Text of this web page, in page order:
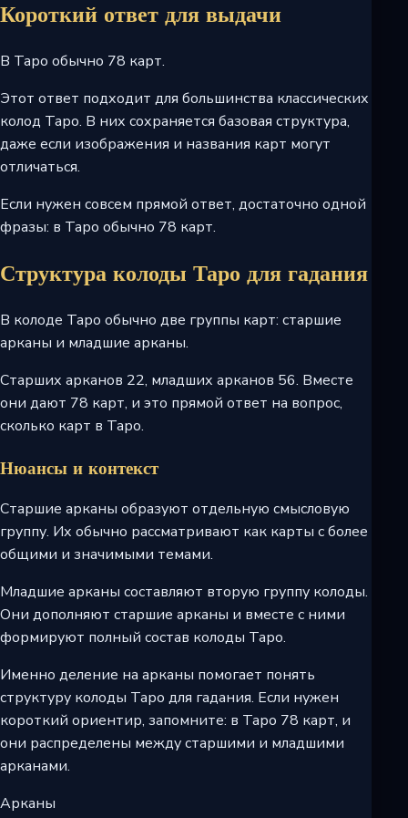
Короткий ответ для выдачи
В Таро обычно 78 карт.
Этот ответ подходит для большинства классических
колод Таро. В них сохраняется базовая структура,
даже если изображения и названия карт могут
отличаться.
Если нужен совсем прямой ответ, достаточно одной
фразы: в Таро обычно 78 карт.
Структура колоды Таро для гадания
В колоде Таро обычно две группы карт: старшие
арканы и младшие арканы.
Старших арканов 22, младших арканов 56. Вместе
они дают 78 карт, и это прямой ответ на вопрос,
сколько карт в Таро.
Нюансы и контекст
Старшие арканы образуют отдельную смысловую
группу. Их обычно рассматривают как карты с более
общими и значимыми темами.
Младшие арканы составляют вторую группу колоды.
Они дополняют старшие арканы и вместе с ними
формируют полный состав колоды Таро.
Именно деление на арканы помогает понять
структуру колоды Таро для гадания. Если нужен
короткий ориентир, запомните: в Таро 78 карт, и
они распределены между старшими и младшими
арканами.
Арканы